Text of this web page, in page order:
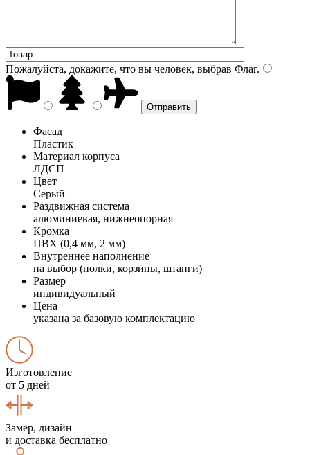
Пожалуйста, докажите, что вы человек, выбрав Флаг.
Фасад
Пластик
Материал корпуса
ЛДСП
Цвет
Серый
Раздвижная система
алюминиевая, нижнеопорная
Кромка
ПВХ (0,4 мм, 2 мм)
Внутреннее наполнение
на выбор (полки, корзины, штанги)
Размер
индивидуальный
Цена
указана за базовую комплектацию
Изготовление
от 5 дней
Замер, дизайн
и доставка бесплатно